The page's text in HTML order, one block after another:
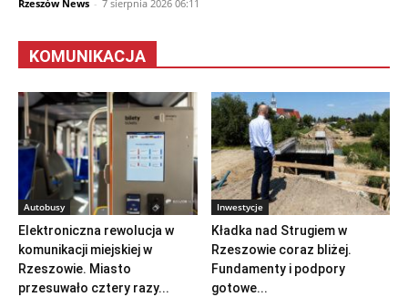
Rzeszów News - 7 sierpnia 2026 06:11
KOMUNIKACJA
Autobusy
Elektroniczna rewolucja w
komunikacji miejskiej w
Rzeszowie. Miasto
przesuwało cztery razy...
Inwestycje
Kładka nad Strugiem w
Rzeszowie coraz bliżej.
Fundamenty i podpory
gotowe...